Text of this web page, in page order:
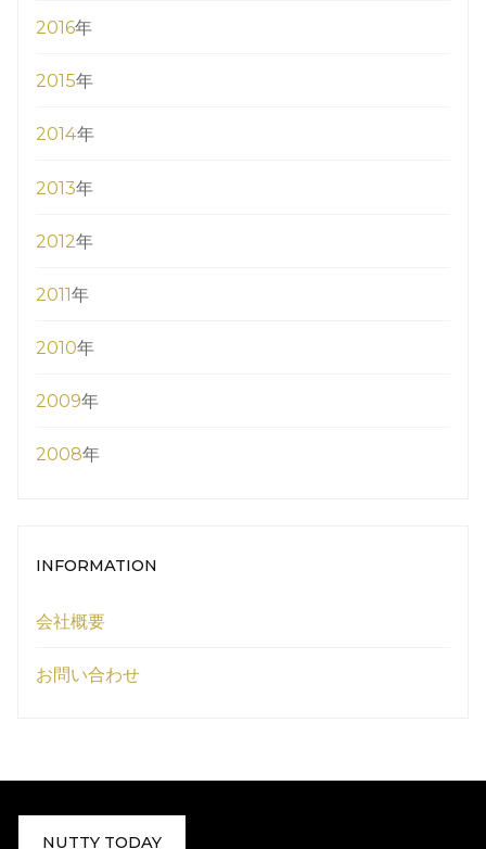
2016年
2015年
2014年
2013年
2012年
2011年
2010年
2009年
2008年
INFORMATION
会社概要
お問い合わせ
NUTTY TODAY